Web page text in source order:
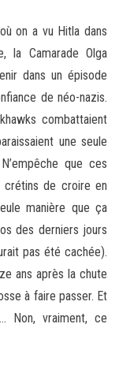
on a vu Hitla dans
la Camarade Olga
dans un épisode
de néo-nazis.
combattaient
une seule
que ces
de croire en
manière que ça
des derniers jours
pas été cachée).
ans après la chute
à faire passer. Et
Non, vraiment, ce